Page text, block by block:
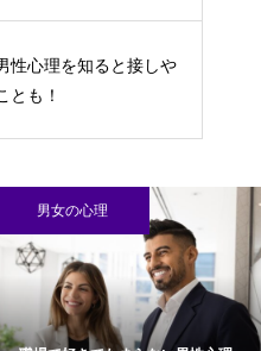
性心理を知ると接しや
とも！
男女の心理